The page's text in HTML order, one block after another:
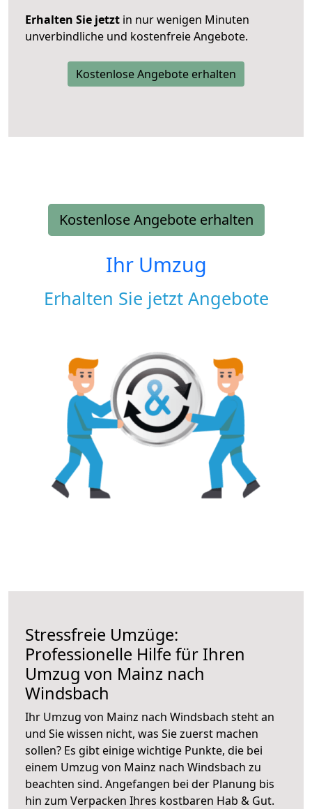
Erhalten Sie jetzt in nur wenigen Minuten
unverbindliche und kostenfreie Angebote.
Kostenlose Angebote erhalten
Kostenlose Angebote erhalten
Ihr Umzug
Erhalten Sie jetzt Angebote
Stressfreie Umzüge:
Professionelle Hilfe für Ihren
Umzug von Mainz nach
Windsbach
Ihr Umzug von Mainz nach Windsbach steht an
und Sie wissen nicht, was Sie zuerst machen
sollen? Es gibt einige wichtige Punkte, die bei
einem Umzug von Mainz nach Windsbach zu
beachten sind. Angefangen bei der Planung bis
hin zum Verpacken Ihres kostbaren Hab & Gut.